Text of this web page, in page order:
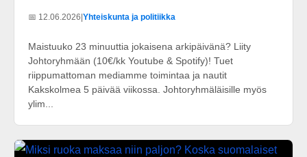
📅 12.06.2026|Yhteiskunta ja politiikka
Maistuuko 23 minuuttia jokaisena arkipäivänä? Liity
Johtoryhmään (10€/kk Youtube & Spotify)! Tuet
riippumattoman mediamme toimintaa ja nautit
Kakskolmea 5 päivää viikossa. Johtoryhmäläisille myös
ylim...